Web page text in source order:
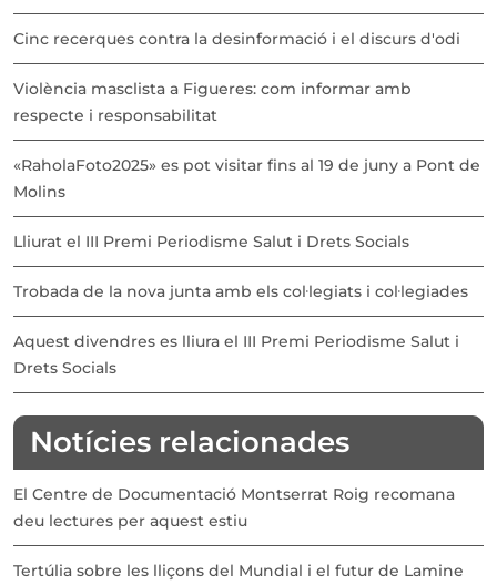
Cinc recerques contra la desinformació i el discurs d'odi
Violència masclista a Figueres: com informar amb
respecte i responsabilitat
«RaholaFoto2025» es pot visitar fins al 19 de juny a Pont de
Molins
Lliurat el III Premi Periodisme Salut i Drets Socials
Trobada de la nova junta amb els col·legiats i col·legiades
Aquest divendres es lliura el III Premi Periodisme Salut i
Drets Socials
Notícies relacionades
El Centre de Documentació Montserrat Roig recomana
deu lectures per aquest estiu
Tertúlia sobre les lliçons del Mundial i el futur de Lamine